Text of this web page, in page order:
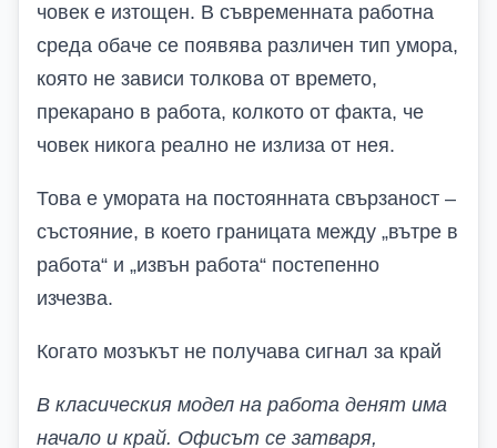
човек е изтощен. В съвременната работна
среда обаче се появява различен тип умора,
която не зависи толкова от времето,
прекарано в работа, колкото от факта, че
човек никога реално не излиза от нея.
Това е умората на постоянната свързаност –
състояние, в което границата между „вътре в
работа“ и „извън работа“ постепенно
изчезва.
Когато мозъкът не получава сигнал за край
В класическия модел на работа денят има
начало и край. Офисът се затваря,